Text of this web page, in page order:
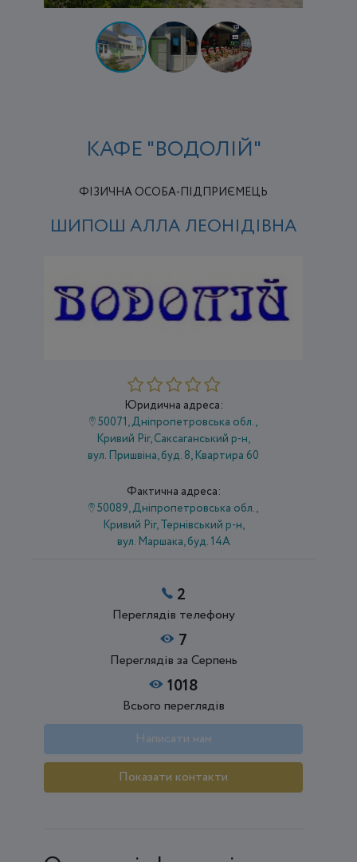
КАФЕ "ВОДОЛІЙ"
ФІЗИЧНА ОСОБА-ПІДПРИЄМЕЦЬ
ШИПОШ АЛЛА ЛЕОНІДІВНА
Юридична адреса:
50071, Дніпропетровська обл.,
Кривий Ріг, Саксаганський р-н,
вул. Пришвіна, буд. 8, Квартира 60
Фактична адреса:
50089, Дніпропетровська обл.,
Кривий Ріг, Тернівський р-н,
вул. Маршака, буд. 14А
2
Переглядів телефону
7
Переглядів за Серпень
1018
Всього переглядів
Написати нам
Показати контакти